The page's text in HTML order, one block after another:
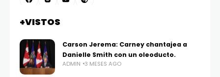
+VISTOS
Carson Jerema: Carney chantajea a
Danielle Smith con un oleoducto.
ADMIN 3 MESES AGO